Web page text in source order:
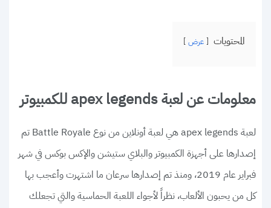
المحتويات عرض
معلومات عن لعبة apex legends للكمبيوتر
لعبة apex legends هي لعبة أونلاين من نوع Battle Royale تم
إصدارها على أجهزة الكمبيوتر والبلاي ستيشن والإكس بوكس في شهر
فبراير عام 2019، ومنذ تم إصدارها سرعان ما اشتهرت وأعجب بها
كل من يحبون الألعاب، نظراً لأجواء اللعبة الحماسية والتي تجعلك